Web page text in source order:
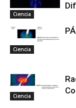
Ciencia
Ciencia
Ciencia